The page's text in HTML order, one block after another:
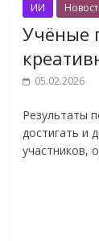
ИИ
Учёные
05.02.2026
Результаты
достигать и
участников,